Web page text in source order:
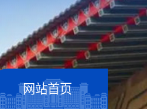
网站首页